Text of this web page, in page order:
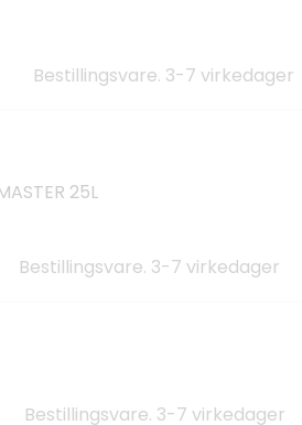
Bestillingsvare. 3-7 virkedager
25L
Bestillingsvare. 3-7 virkedager
Bestillingsvare. 3-7 virkedager